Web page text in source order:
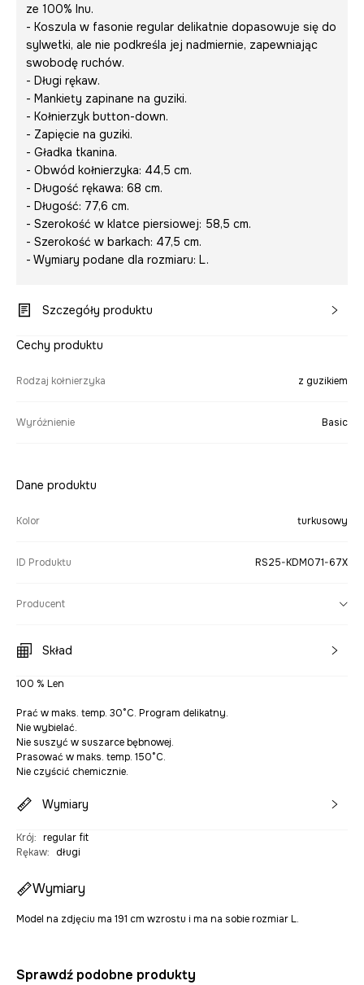
ze 100% lnu.
- Koszula w fasonie regular delikatnie dopasowuje się do
sylwetki, ale nie podkreśla jej nadmiernie, zapewniając
swobodę ruchów.
- Długi rękaw.
- Mankiety zapinane na guziki.
- Kołnierzyk button-down.
- Zapięcie na guziki.
- Gładka tkanina.
- Obwód kołnierzyka: 44,5 cm.
- Długość rękawa: 68 cm.
- Długość: 77,6 cm.
- Szerokość w klatce piersiowej: 58,5 cm.
- Szerokość w barkach: 47,5 cm.
- Wymiary podane dla rozmiaru: L.
Szczegóły produktu
Cechy produktu
Rodzaj kołnierzyka z guzikiem
Wyróżnienie Basic
Dane produktu
Kolor turkusowy
ID Produktu RS25-KDM071-67X
Producent
Skład
100 % Len
Prać w maks. temp. 30°C. Program delikatny.
Nie wybielać.
Nie suszyć w suszarce bębnowej.
Prasować w maks. temp. 150°C.
Nie czyścić chemicznie.
Wymiary
Krój: regular fit
Rękaw: długi
Wymiary
Model na zdjęciu ma 191 cm wzrostu i ma na sobie rozmiar L.
Sprawdź podobne produkty